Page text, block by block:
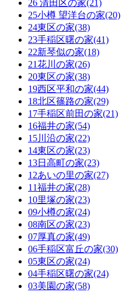
26 清田区の家(21)
25小樽 望洋台の家(20)
24東区の家(38)
23手稲区曙の家(41)
22新琴似の家(18)
21花川の家(26)
20東区の家(38)
19西区平和の家(44)
18北区篠路の家(29)
17手稲区前田の家(21)
16福井の家(54)
15川沿の家(22)
14東区の家(23)
13日高町の家(23)
12あいの里の家(27)
11福井の家(28)
10里塚の家(23)
09小樽の家(24)
08南区の家(23)
07厚真の家(49)
06手稲区富丘の家(30)
05東区の家(24)
04手稲区曙の家(24)
03美園の家(58)